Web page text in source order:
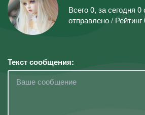
Всего 0, за сегодня
отправлено / Рейтинг
Текст сообщения: